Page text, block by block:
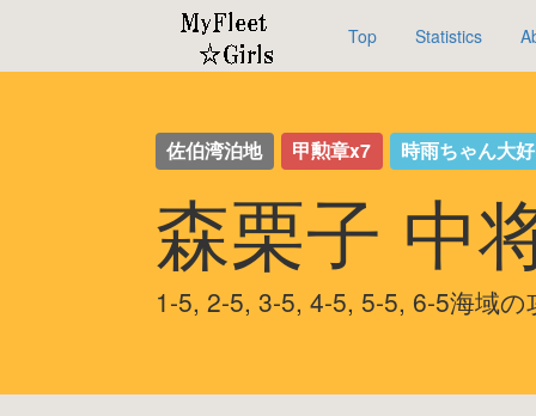
Top Statistics
佐伯湾泊地 甲勲章x7 時雨ちゃん大
森栗子 中
1-5, 2-5, 3-5, 4-5, 5-5, 6-5海域の